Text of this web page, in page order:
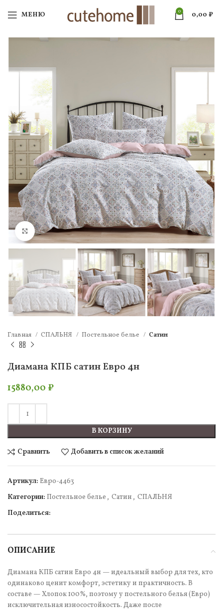
МЕНЮ 0 0,00 ₽
Нажмите, чтобы увеличить
Главная СПАЛЬНЯ Постельное белье Сатин
Диамана КПБ сатин Евро 4н
15880,00 ₽
В КОРЗИНУ
Сравнить Добавить в список желаний
Артикул: Евро-4463
Категории: Постельное белье , Сатин , СПАЛЬНЯ
Поделиться:
ОПИСАНИЕ
Диамана КПБ сатин Евро 4н — идеальный выбор для тех, кто
одинаково ценит комфорт, эстетику и практичность. В
составе — Хлопок 100%, поэтому у постельного белья (Евро)
исключительная износостойкость. Даже после